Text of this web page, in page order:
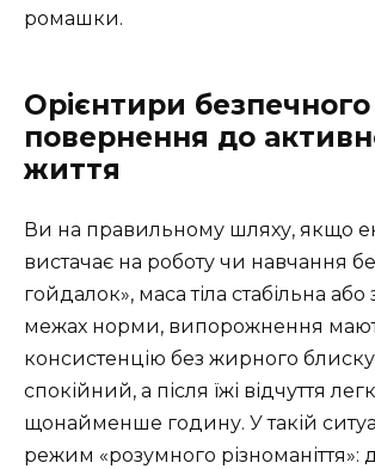
ромашки.
Орієнтири безпечного
повернення до
життя
Ви на правильному шляху, якщо
вистачає на роботу чи навчання
гойдалок», маса тіла стабільна або
межах норми, випорожнення
консистенцію без жирного
спокійний, а після їжі відчуття
щонайменше годину. У такій
режим «розумного різноманіття»: